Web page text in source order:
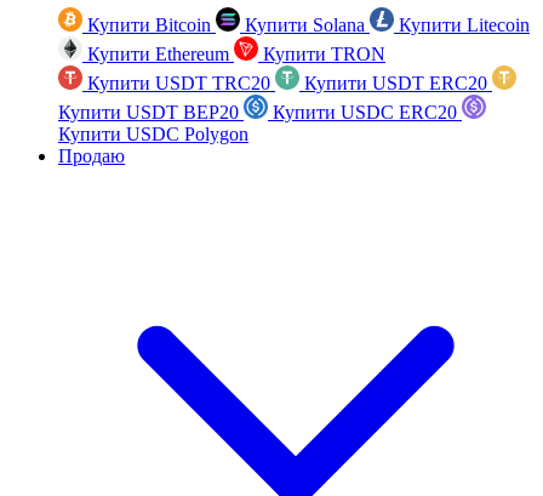
Купити Bitcoin Купити Solana
Купити Litecoin
Купити Ethereum
Купити TRON
Купити USDT TRC20
Купити USDT ERC20
Купити USDT BEP20
Купити USDC ERC20
Купити USDC Polygon
Продаю